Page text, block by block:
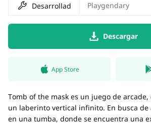
Desarrollador Playgendary
Descargar
App Store
Tomb of the mask es un juego de
un laberinto vertical infinito. En busca de
en una tumba, donde se encuentra una